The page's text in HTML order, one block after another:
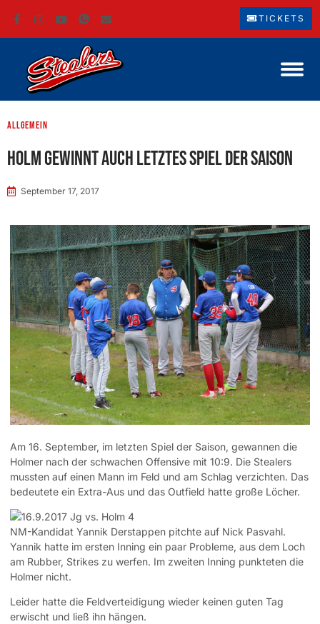
TICKETS
Allgemein
Holm gewinnt auch letztes Spiel der Saison
September 17, 2017
Am 16. September, im letzten Spiel der Saison, gewannen die
Holmer nach der schwachen Offensive mit 10:9. Die Stealers
mussten auf einen Mann im Feld und am Schlag verzichten. Das
bedeutete ein Extra-Aus und das Outfield hatte große Löcher.
NM-Kandidat Yannik Derstappen pitchte auf Nick Pasvahl.
Yannik hatte im ersten Inning ein paar Probleme, aus dem Loch
am Rubber, Strikes zu werfen. Im zweiten Inning punkteten die
Holmer nicht.
Leider hatte die Feldverteidigung wieder keinen guten Tag
erwischt und ließ ihn hängen.